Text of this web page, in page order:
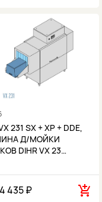
231 SX + XP + DDE,
Д/МОЙКИ
DIHR VX 23…
435 ₽